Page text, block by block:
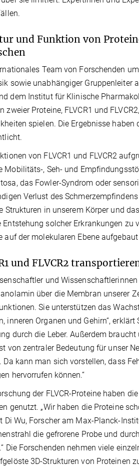
und Funktion von
Team von Forschenden
sowie unabhängiger Gruppenleiter
dem Institut für Klinische
zweier Proteine, FLVCR1 und
spielen. Die Ergebnisse
von FLVCR1 und FLVCR2
Mobilitäts-, Seh- und
das Fowler-Syndrom oder
Verlust des
Strukturen in unserem Körper und
Entstehung solcher Erkrankungen
auf der molekularen Ebene
und FLVCR2
und
über die Membran unserer
Sie unterstützen das
inneren Organen und Gehirn“,
durch die Leber. Außerdem
von zentraler Bedeutung für unser
Da kann man sich vorstellen, dass
hervorrufen können.“
der FLVCR-Proteine haben
genutzt. „Wir haben die Proteine
Di Wu, Forscher am Max-Planck-
die gefrorene Probe und
Die Forschenden nehmen viele
3D-Strukturen von Proteinen